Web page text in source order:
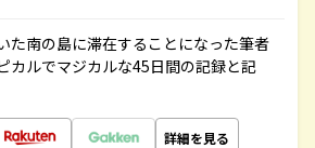
た南の島に滞在することになった筆者
カルでマジカルな45日間の記録と記
詳細を見る